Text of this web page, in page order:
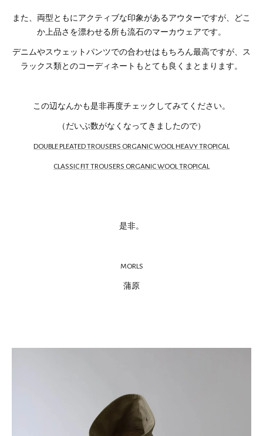
また、両型ともにアクティブな印象があるアウターですが、どこ
か上品さを漂わせる所も流石のマーカウェアです。
デニムやスウェットパンツでの合わせはもちろん最高ですが、ス
ラックス類とのコーディネートもとても良くまとまります。
この辺なんかも是非再度チェックしてみてください。
（だいぶ数がなくなってきましたので）
DOUBLE PLEATED TROUSERS ORGANIC WOOL HEAVY TROPICAL
CLASSIC FIT TROUSERS ORGANIC WOOL TROPICAL
是非。
MORLS
蒲原